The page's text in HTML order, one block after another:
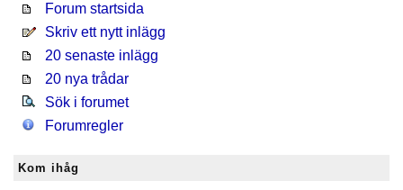
Forum startsida
Skriv ett nytt inlägg
20 senaste inlägg
20 nya trådar
Sök i forumet
Forumregler
Kom ihåg